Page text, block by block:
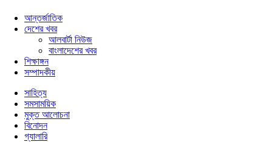
আন্তর্জাতিক
দেশের খবর
আলবার্টা নিউজ
বাংলাদেশের খবর
শিক্ষাঙ্গন
সম্পাদকীয়
সাহিত্য
সমসাময়িক
মুক্ত আলোচনা
বিনোদন
গ্যালারি